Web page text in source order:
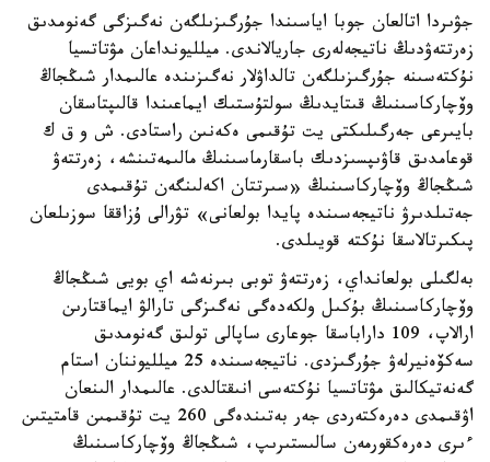
جۋىردا اتالعان جوبا اياسىندا جۇرگىزىلگەن نەگىزگى گەنومدىق
زەرتتەۋدىڭ ناتيجەلەرى جاريالاندى. ميلليونداعان مۋتاتسيا
نۇكتەسىنە جۇرگىزىلگەن تالداۋلار نەگىزىندە عالىمدار شىڭجاڭ
وۆچاركاسىنىڭ قىتايدىڭ سولتۇستىك ايماعىندا قالىپتاسقان
بايىرعى جەرگىلىكتى يت تۇقىمى ەكەنىن راستادى. ش و ق ك
قوعامدىق قاۋىپسىزدىك باسقارماسىنىڭ مالىمەتىنشە، زەرتتەۋ
شىڭجاڭ وۆچاركاسىنىڭ «سىرتتان اكەلىنگەن تۇقىمدى
جەتىلدىرۋ ناتيجەسىندە پايدا بولعانى» تۋرالى ۇزاققا سوزىلعان
پىكىرتالاسقا نۇكتە قويىلدى.
بەلگىلى بولعانداي، زەرتتەۋ توبى بىرنەشە اي بويى شىڭجاڭ
وۆچاركاسىنىڭ بۇكىل ولكەدەگى نەگىزگى تارالۋ ايماقتارىن
ارالاپ، 109 داراباسقا جوعارى ساپالى تولىق گەنومدىق
سەكۆەنيرلەۋ جۇرگىزدى. ناتيجەسىندە 25 ميلليوننان استام
گەنەتيكالىق مۋتاتسيا نۇكتەسى انىقتالدى. عالىمدار الىنعان
اۋقىمدى دەرەكتەردى جەر بەتىندەگى 260 يت تۇقىمىن قامتيتىن
ءىرى دەرەكقورمەن سالىستىرىپ، شىڭجاڭ وۆچاركاسىنىڭ